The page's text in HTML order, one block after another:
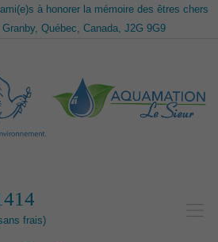
à honorer la mémoire des êtres chers
Québec, Canada, J2G 9G9
frais)